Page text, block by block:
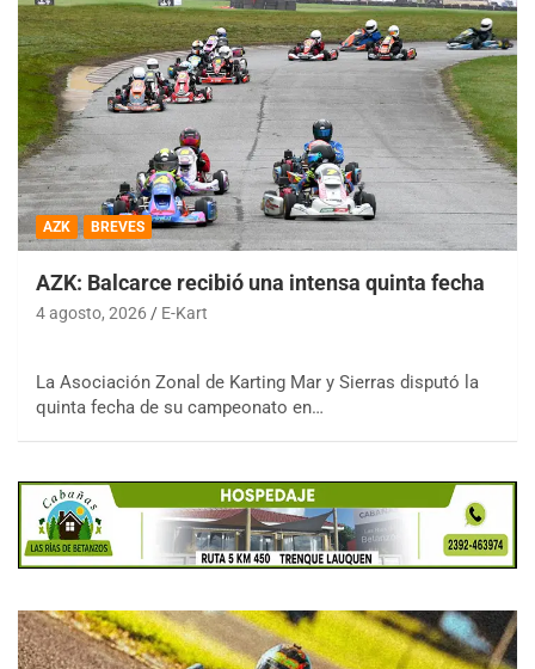
AZK BREVES
AZK: Balcarce recibió una intensa quinta fecha
4 agosto, 2026 E-Kart
La Asociación Zonal de Karting Mar y Sierras disputó la
quinta fecha de su campeonato en…